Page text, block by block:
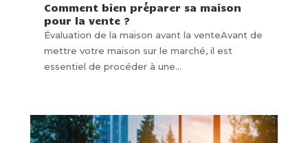
Comment bien préparer sa maison
pour la vente ?
Évaluation de la maison avant la venteAvant de
mettre votre maison sur le marché, il est
essentiel de procéder à une...